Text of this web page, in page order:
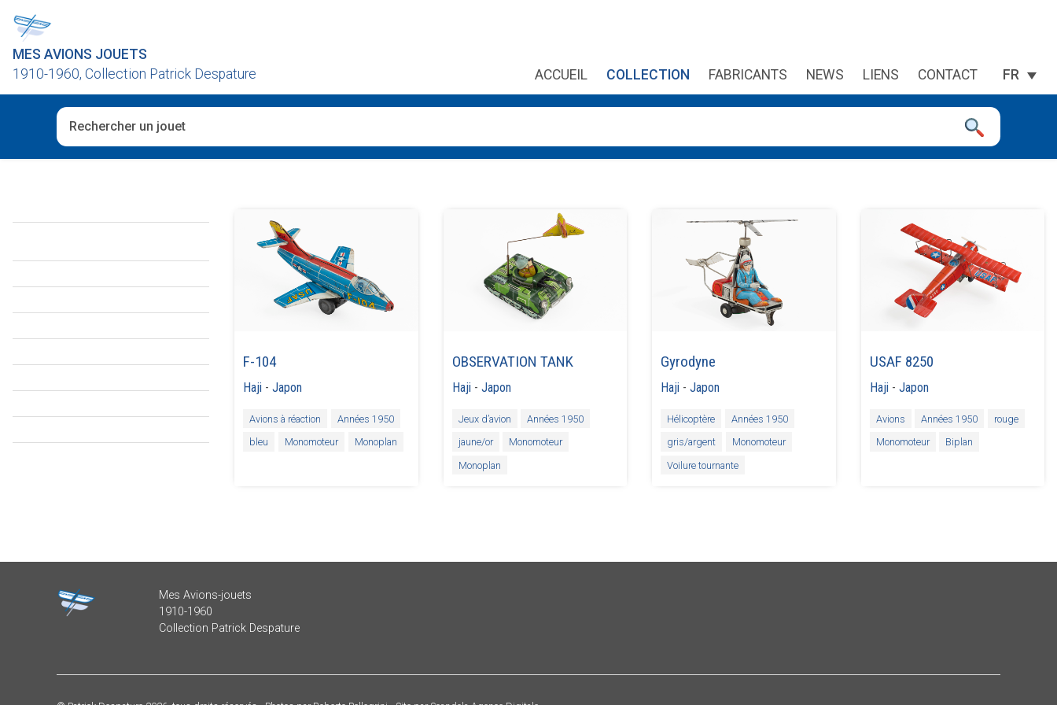
MES AVIONS JOUETS
1910-1960, Collection Patrick Despature
ACCUEIL COLLECTION FABRICANTS NEWS LIENS CONTACT FR
F-104
Haji -Japon
Avions à réaction
Années 1950
bleu
Monomoteur Monoplan
OBSERVATION TANK
Haji- Japon
Jeux d’avion
Années 1950
jaune/or
Monomoteur
Monoplan
Gyrodyne
Haji -Japon
Hélicoptère
Années 1950
gris/argent
Monomoteur
Voilure tournante
USAF 8250
Haji- Japon
Avions Années 1950
rouge
Monomoteur
Biplan
Mes Avions-jouets
1910-1960
Collection Patrick Despature